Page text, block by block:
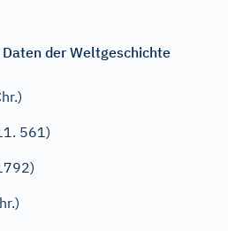
der Weltgeschichte
561)